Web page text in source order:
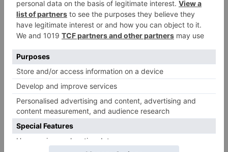
5
Detenidas tres personas en
Quintanar de la Sierra con
hachís, cocaína y marihuana
LO ÚLTIMO
1
Un hombre de 80 años resulta
herido en Burgos tras la colisión